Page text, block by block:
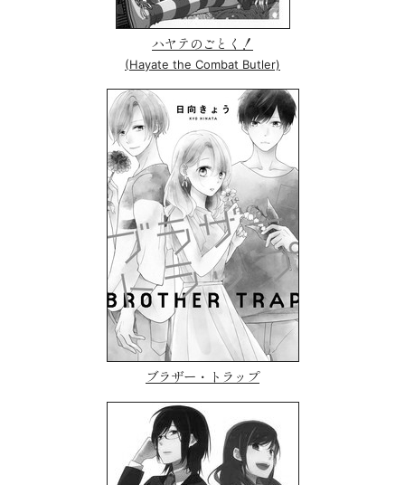
ハヤテのごとく！
(Hayate the Combat Butler)
ブラザー・トラップ